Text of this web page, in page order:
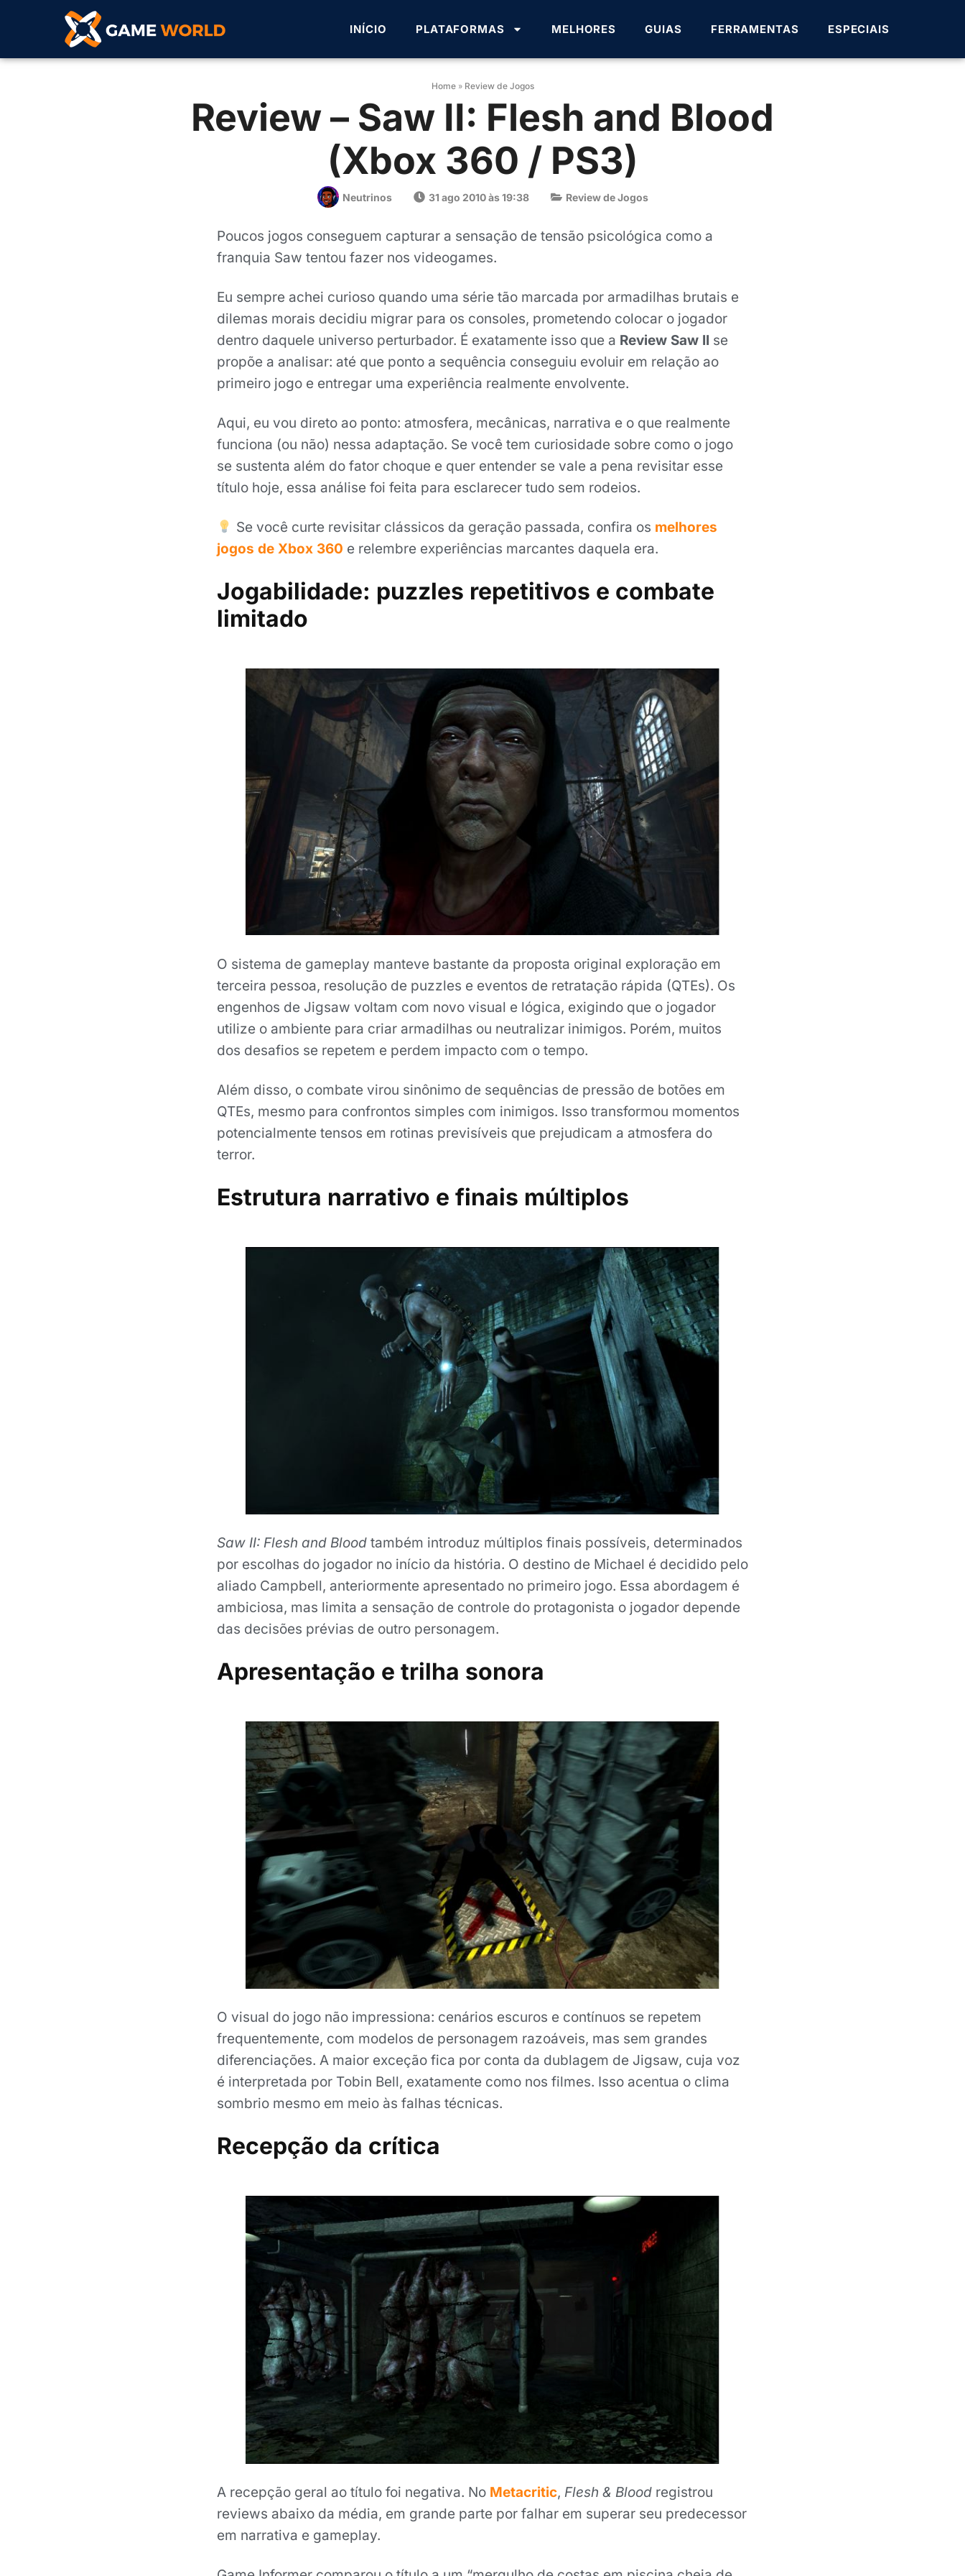
INÍCIO PLATAFORMAS MELHORES GUIAS FERRAMENTAS ESPECIAIS
Home» Review de Jogos
Review – Saw II: Flesh and Blood
(Xbox 360 / PS3)
Neutrinos 31 ago 2010 às 19:38 Review de Jogos
Poucos jogos conseguem capturar a sensação de tensão psicológica como a
franquia Saw tentou fazer nos videogames.
Eu sempre achei curioso quando uma série tão marcada por armadilhas brutais e
dilemas morais decidiu migrar para os consoles, prometendo colocar o jogador
dentro daquele universo perturbador. É exatamente isso que a Review Saw II se
propõe a analisar: até que ponto a sequência conseguiu evoluir em relação ao
primeiro jogo e entregar uma experiência realmente envolvente.
Aqui, eu vou direto ao ponto: atmosfera, mecânicas, narrativa e o que realmente
funciona (ou não) nessa adaptação. Se você tem curiosidade sobre como o jogo
se sustenta além do fator choque e quer entender se vale a pena revisitar esse
título hoje, essa análise foi feita para esclarecer tudo sem rodeios.
Se você curte revisitar clássicos da geração passada, confira os melhores
jogos de Xbox 360 e relembre experiências marcantes daquela era.
Jogabilidade: puzzles repetitivos e combate
limitado
O sistema de gameplay manteve bastante da proposta original exploração em
terceira pessoa, resolução de puzzles e eventos de retratação rápida (QTEs). Os
engenhos de Jigsaw voltam com novo visual e lógica, exigindo que o jogador
utilize o ambiente para criar armadilhas ou neutralizar inimigos. Porém, muitos
dos desafios se repetem e perdem impacto com o tempo.
Além disso, o combate virou sinônimo de sequências de pressão de botões em
QTEs, mesmo para confrontos simples com inimigos. Isso transformou momentos
potencialmente tensos em rotinas previsíveis que prejudicam a atmosfera do
terror.
Estrutura narrativo e finais múltiplos
Saw II: Flesh and Blood também introduz múltiplos finais possíveis, determinados
por escolhas do jogador no início da história. O destino de Michael é decidido pelo
aliado Campbell, anteriormente apresentado no primeiro jogo. Essa abordagem é
ambiciosa, mas limita a sensação de controle do protagonista o jogador depende
das decisões prévias de outro personagem.
Apresentação e trilha sonora
O visual do jogo não impressiona: cenários escuros e contínuos se repetem
frequentemente, com modelos de personagem razoáveis, mas sem grandes
diferenciações. A maior exceção fica por conta da dublagem de Jigsaw, cuja voz
é interpretada por Tobin Bell, exatamente como nos filmes. Isso acentua o clima
sombrio mesmo em meio às falhas técnicas.
Recepção da crítica
A recepção geral ao título foi negativa. No Metacritic, Flesh & Blood registrou
reviews abaixo da média, em grande parte por falhar em superar seu predecessor
em narrativa e gameplay.